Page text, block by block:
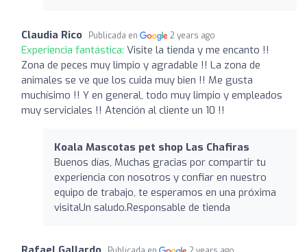
Claudia Rico Publicada en 2 years ago
Experiencia fantástica: Visite la tienda y me encanto !!
Zona de peces muy limpio y agradable !! La zona de
animales se ve que los cuida muy bien !! Me gusta
muchísimo !! Y en general, todo muy limpio y empleados
muy serviciales !! Atención al cliente un 10 !!
Koala Mascotas pet shop Las Chafiras
Buenos días, Muchas gracias por compartir tu
experiencia con nosotros y confiar en nuestro
equipo de trabajo, te esperamos en una próxima
visitaUn saludo.Responsable de tienda